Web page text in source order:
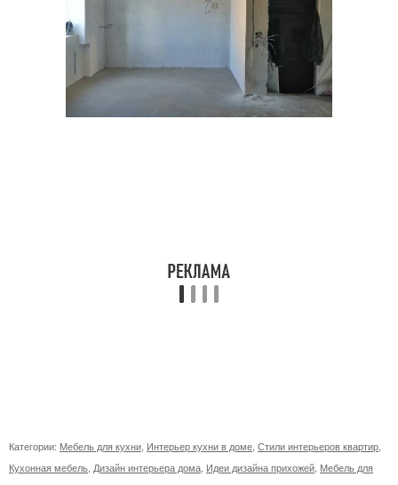
Категории: Мебель для кухни Интерьер кухни в доме Стили интерьеров квартир
Кухонная мебель Дизайн интерьера дома Идеи дизайна прихожей Мебель для